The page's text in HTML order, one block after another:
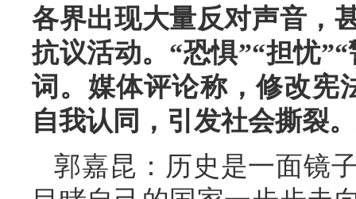
各界出现大量反对声音，
抗议活动。“恐惧”“担忧
词。媒体评论称，修改宪
自我认同，引发社会撕裂
郭嘉昆：历史是一面镜